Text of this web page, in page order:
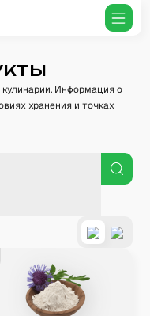
Информация о
хранения и точках